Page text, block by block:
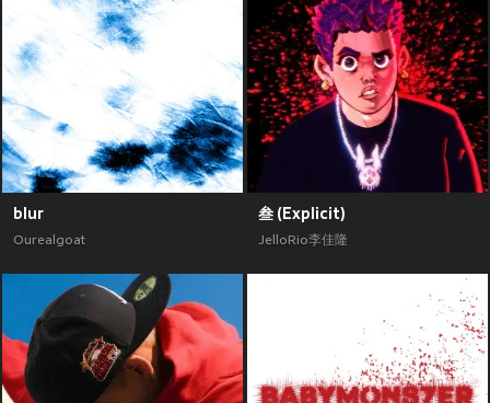
blur
Ourealgoat
叁 (Explicit)
JelloRio李佳隆